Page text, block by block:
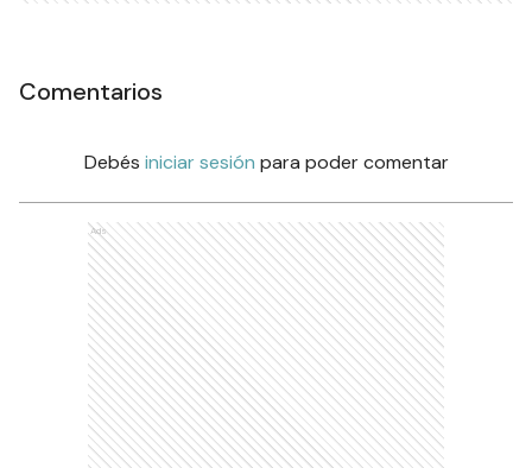
Comentarios
Debés iniciar sesión para poder comentar
Ads